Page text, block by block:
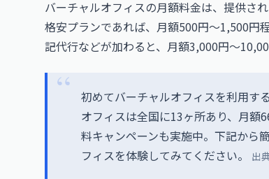
バーチャルオフィスの月額料金は、提供さ
格安プランであれば、月額500円〜1,500円
記代行などが加わると、月額3,000円〜
初めてバーチャルオフィスを利用す
オフィスは全国に13ヶ所あり、月額
料キャンペーンも実施中。下記から
フィスを体験してみてください。
出